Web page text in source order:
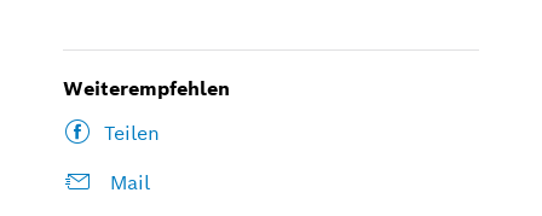
Weiterempfehlen
Teilen
Mail